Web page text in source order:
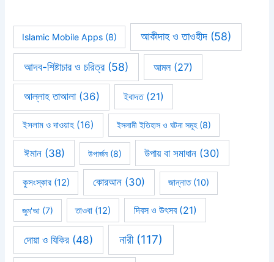
Islamic Mobile Apps (8) আকীদাহ ও তাওহীদ(58)
আদব-শিষ্টাচার ও চরিত্র(58) আমল(27)
আল্লাহ তাআলা(36) ইবাদত(21)
ইসলাম ও দাওয়াহ (16) ইসলামী ইতিহাস ও ঘটনা সমূহ(8)
ঈমান(38) উপার্জন(8) উপায় বা সমাধান (30)
কুসংস্কার(12) কোরআন (30) জান্নাত(10)
জুম'আ (7) তাওবা (12) দিবস ও উৎসব(21)
দোয়া ও যিকির (48) নারী(117)